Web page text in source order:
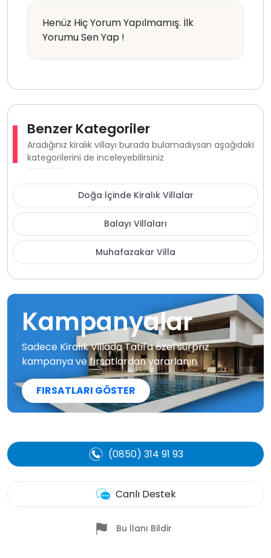
Henüz Hiç Yorum Yapılmamış. İlk
Yorumu Sen Yap !
Benzer Kategoriler
Aradığınız kiralık villayı burada bulamadıysan aşağıdaki
kategorilerini de inceleyebilirsiniz
Doğa İçinde Kiralık Villalar
Balayı Villaları
Muhafazakar Villa
Kampanyalar
Sadece Kiralık Villada Tatil'a özel sürpriz
kampanya ve fırsatlardan yararlanın
FIRSATLARI GÖSTER
(0850) 314 91 93
Canlı Destek
Bu İlanı Bildir